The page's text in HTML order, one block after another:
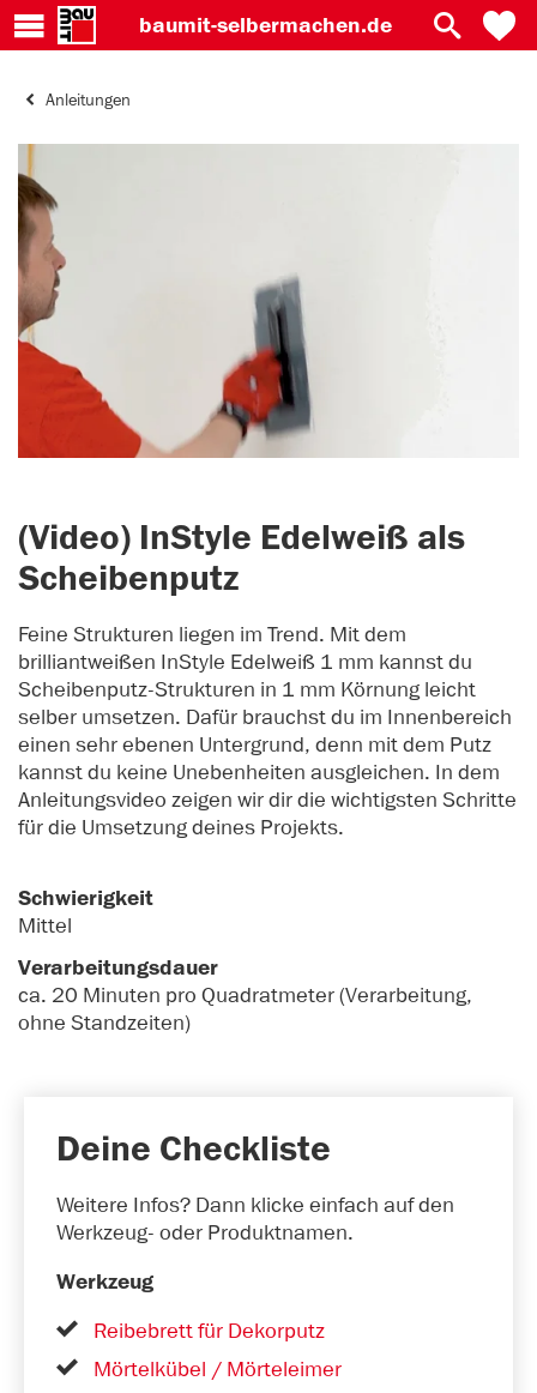
baumit-selbermachen.de
Anleitungen
(Video) InStyle Edelweiß als
Scheibenputz
Feine Strukturen liegen im Trend. Mit dem
brilliantweißen InStyle Edelweiß 1 mm kannst du
Scheibenputz-Strukturen in 1 mm Körnung leicht
selber umsetzen. Dafür brauchst du im Innenbereich
einen sehr ebenen Untergrund, denn mit dem Putz
kannst du keine Unebenheiten ausgleichen. In dem
Anleitungsvideo zeigen wir dir die wichtigsten Schritte
für die Umsetzung deines Projekts.
Schwierigkeit
Mittel
Verarbeitungsdauer
ca. 20 Minuten pro Quadratmeter (Verarbeitung,
ohne Standzeiten)
Deine Checkliste
Weitere Infos? Dann klicke einfach auf den
Werkzeug- oder Produktnamen.
Werkzeug
Reibebrett für Dekorputz
Mörtelkübel / Mörteleimer